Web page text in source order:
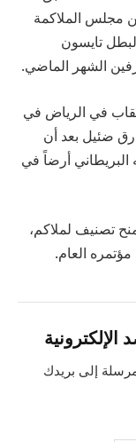
مجلس الملاكمة
تايسون
الشهر الماضي.
في الرياض في
ضئيل بعد أن
أرضاً في
تصنيف لملاكم،
العام.
إلى بريدك